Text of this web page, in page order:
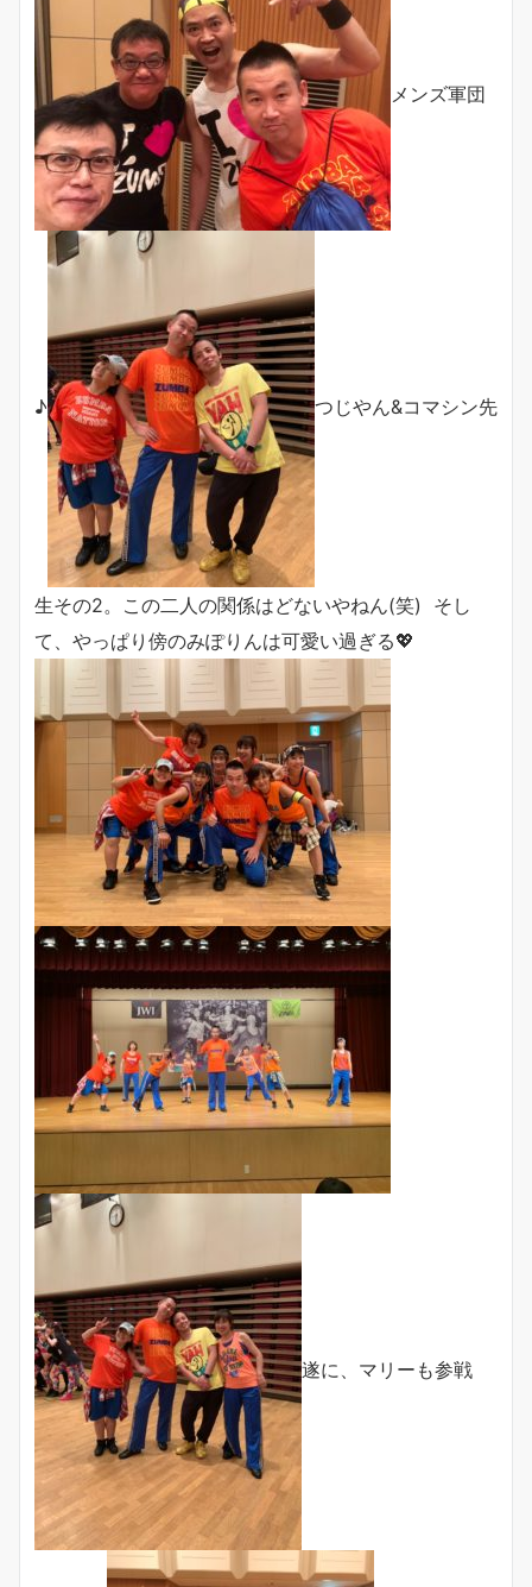
メンズ軍団
♪ つじやん&コマシン先
生その2。この二人の関係はどないやねん(笑) そし
て、やっぱり傍のみぽりんは可愛い過ぎる💖
遂に、マリーも参戦